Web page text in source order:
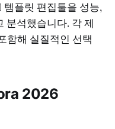
플릿 편집툴을 성능,
분석했습니다. 각 제
함해 실질적인 선택
2026